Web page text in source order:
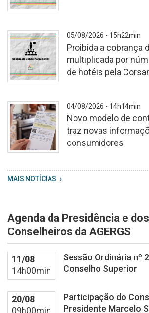
A
Cópia
de
Consultas
e
Audiência
05/08/2026 - 15h22min
Proibida a cobrança
multiplicada por
de hotéis pela
WhatsApp
Image
04
at
13
59
20
04/08/2026 - 14h14min
Novo modelo de
traz novas
consumidores
MAIS NOTÍCIAS
Agenda da Presidência e dos
Conselheiros da AGERGS
11/08
14h00min
Sessão Ordinária nº
Conselho Superior
20/08
09h00min
Participação do
Presidente Marcelo